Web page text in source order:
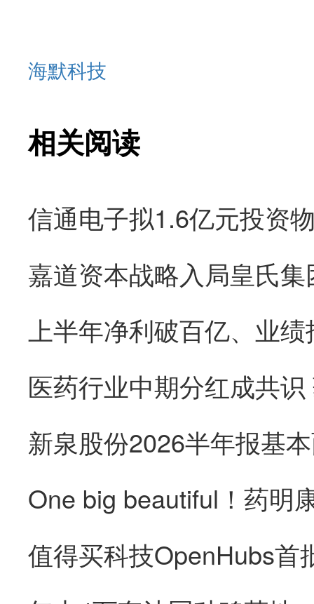
海默科技
相关阅读
医药行业中期分红成共